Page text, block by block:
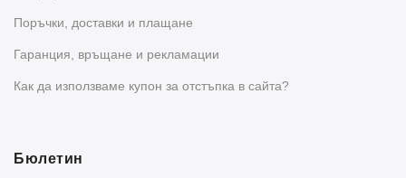
Поръчки, доставки и плащане
Гаранция, връщане и рекламации
Как да използваме купон за отстъпка в сайта?
Бюлетин